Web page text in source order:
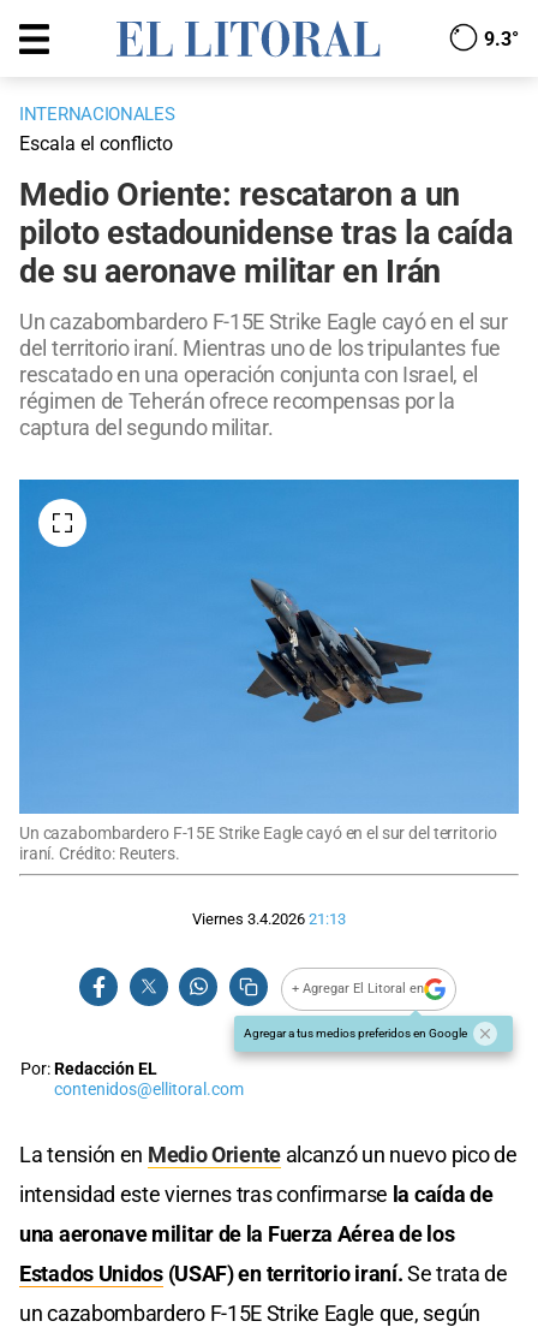
9.3°
INTERNACIONALES
Escala el conflicto
Medio Oriente: rescataron a un
piloto estadounidense tras la caída
de su aeronave militar en Irán
Un cazabombardero F-15E Strike Eagle cayó en el sur
del territorio iraní. Mientras uno de los tripulantes fue
rescatado en una operación conjunta con Israel, el
régimen de Teherán ofrece recompensas por la
captura del segundo militar.
Un cazabombardero F-15E Strike Eagle cayó en el sur del territorio
iraní. Crédito: Reuters.
Viernes 3.4.2026 21:13
+ Agregar El Litoral en
Agregar a tus medios preferidos en Google
Por:Redacción EL
contenidos@ellitoral.com
La tensión en Medio Orientealcanzó un nuevo pico de
intensidad este viernes tras confirmarse la caída de
una aeronave militar de la Fuerza Aérea de los
Estados Unidos(USAF) en territorio iraní.Se trata de
un cazabombardero F-15E Strike Eagle que, según